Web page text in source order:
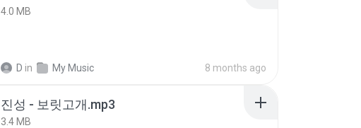
4.0 MB
D in My Music 8 months ago
진성 - 보릿고개.mp3
3.4 MB